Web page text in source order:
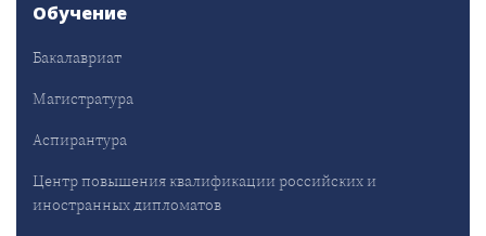
Обучение
Бакалавриат
Магистратура
Аспирантура
Центр повышения квалификации российских и
иностранных дипломатов